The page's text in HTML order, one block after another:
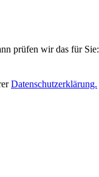
prüfen wir das für Sie:
Datenschutzerklärung.